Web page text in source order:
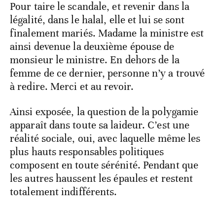
Pour taire le scandale, et revenir dans la
légalité, dans le halal, elle et lui se sont
finalement mariés. Madame la ministre est
ainsi devenue la deuxième épouse de
monsieur le ministre. En dehors de la
femme de ce dernier, personne n’y a trouvé
à redire. Merci et au revoir.
Ainsi exposée, la question de la polygamie
apparaît dans toute sa laideur. C’est une
réalité sociale, oui, avec laquelle même les
plus hauts responsables politiques
composent en toute sérénité. Pendant que
les autres haussent les épaules et restent
totalement indifférents.